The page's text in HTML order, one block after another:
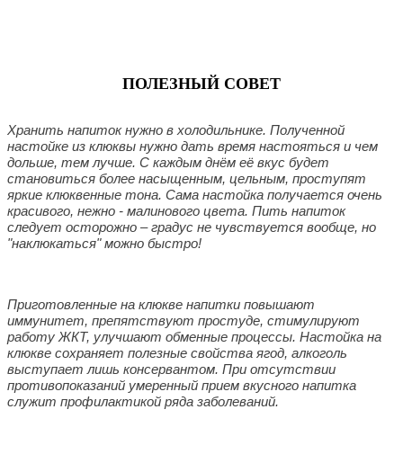
ПОЛЕЗНЫЙ СОВЕТ
Хранить напиток нужно в холодильнике. Полученной
настойке из клюквы нужно дать время настояться и чем
дольше, тем лучше. С каждым днём её вкус будет
становиться более насыщенным, цельным, проступят
яркие клюквенные тона. Сама настойка получается очень
красивого, нежно - малинового цвета. Пить напиток
следует осторожно – градус не чувствуется вообще, но
"наклюкаться" можно быстро!
Приготовленные на клюкве напитки повышают
иммунитет, препятствуют простуде, стимулируют
работу ЖКТ, улучшают обменные процессы. Настойка на
клюкве сохраняет полезные свойства ягод, алкоголь
выступает лишь консервантом. При отсутствии
противопоказаний умеренный прием вкусного напитка
служит профилактикой ряда заболеваний.